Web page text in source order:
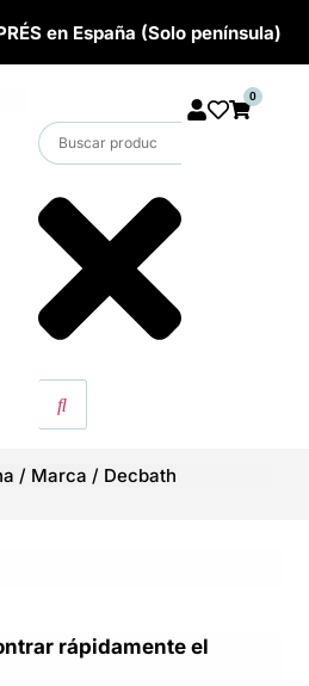
en España (Solo península)
0
/ Marca / Decbath
rápidamente el